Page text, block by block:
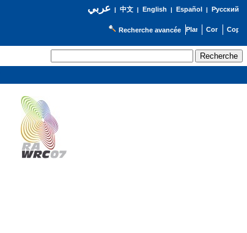
عربي| 中文| English | Español | Русский
Recherche avancée